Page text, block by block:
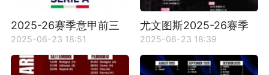
2025-26赛季意甲前三
轮比赛赛程时间详情
2025-06-23 18:51
尤文图斯2025-26赛季
意甲赛程时间详情一览
2025-06-23 18:39